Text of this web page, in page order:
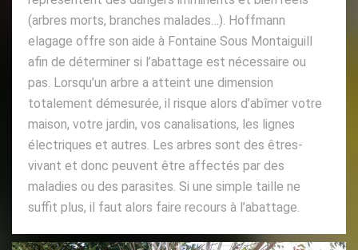
(arbres morts, branches malades…). Hoffmann
elagage offre son aide à Fontaine Sous Montaiguill
afin de déterminer si l’abattage est nécessaire ou
pas. Lorsqu’un arbre a atteint une dimension
totalement démesurée, il risque alors d’abîmer votre
maison, votre jardin, vos canalisations, les lignes
électriques et autres. Les arbres sont des êtres-
vivant et donc peuvent être affectés par des
maladies ou des parasites. Si une simple taille ne
suffit plus, il faut alors faire recours à l’abattage.